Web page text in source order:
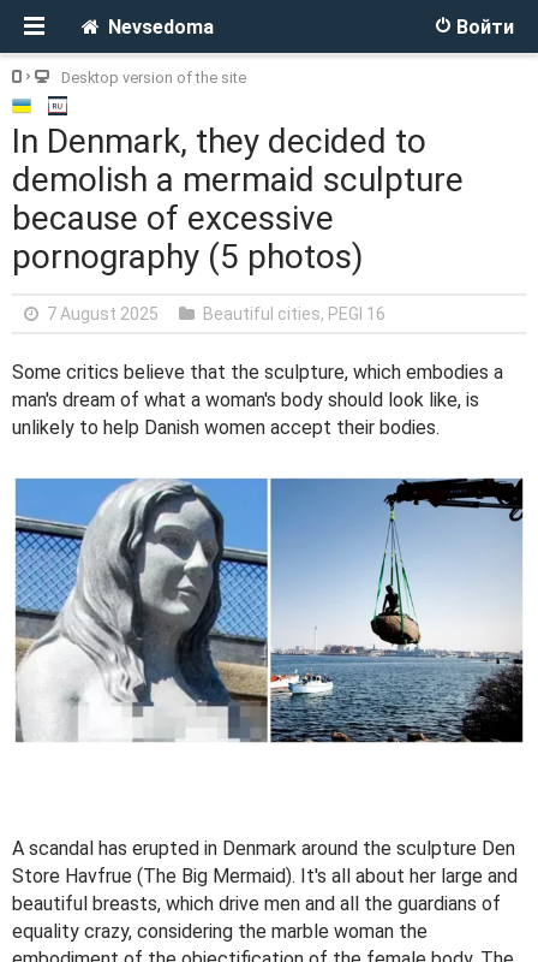
Войти
Nevsedoma
Desktop version of the site
In Denmark, they decided to
demolish a mermaid sculpture
because of excessive
pornography (5 photos)
7 August 2025 Beautiful cities, PEGI 16
Some critics believe that the sculpture, which embodies a
man's dream of what a woman's body should look like, is
unlikely to help Danish women accept their bodies.
A scandal has erupted in Denmark around the sculpture Den
Store Havfrue (The Big Mermaid). It's all about her large and
beautiful breasts, which drive men and all the guardians of
equality crazy, considering the marble woman the